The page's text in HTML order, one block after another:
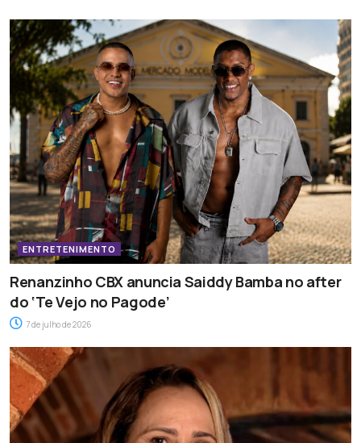
ENTRETENIMENTO
Renanzinho CBX anuncia Saiddy Bamba no after
do ‘Te Vejo no Pagode’
7 de julho de 2026